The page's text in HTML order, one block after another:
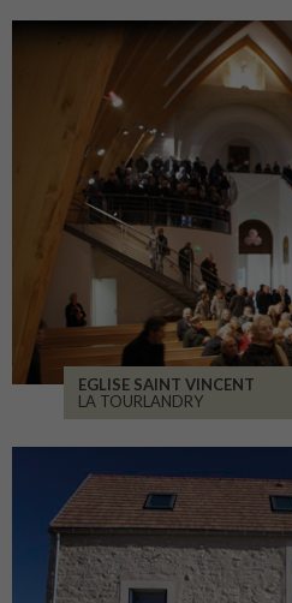
EGLISE SAINT VINCENT
LA TOURLANDRY